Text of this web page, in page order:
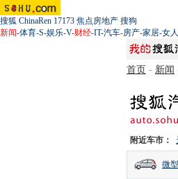
搜狐 ChinaRen 17173 焦点房地产 搜狗
新闻-体育-S-娱乐-V-财经-IT-汽车-房产-家居-女人
首页 - 新闻
附近车市：
微型